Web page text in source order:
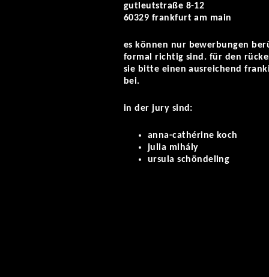
gutleutstraße 8-12
60329 frankfurt am main
es können nur bewerbungen
formal richtig sind. für den
sie bitte einen ausreichend
bei.
in der jury sind:
anna-cathérine koch
julia mihály
ursula schöndeling